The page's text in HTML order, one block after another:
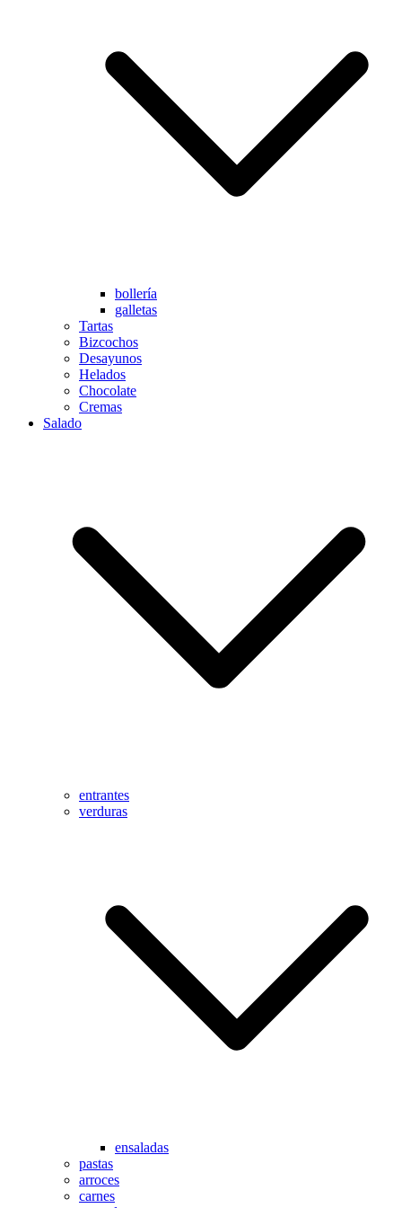
bollería
galletas
Tartas
Bizcochos
Desayunos
Helados
Chocolate
Cremas
Salado
entrantes
verduras
ensaladas
pastas
arroces
carnes